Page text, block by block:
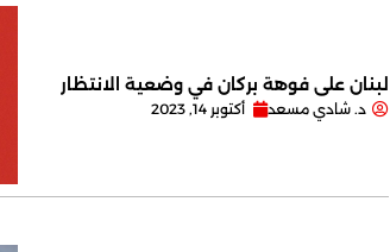
لبنان على فوهة بركان في وضعية الانتظار
د. شادي مسعد أكتوبر 14, 2023